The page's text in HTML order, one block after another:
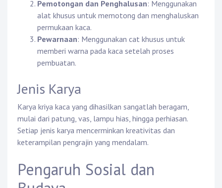
Pemotongan dan Penghalusan: Menggunakan
alat khusus untuk memotong dan menghaluskan
permukaan kaca.
Pewarnaan: Menggunakan cat khusus untuk
memberi warna pada kaca setelah proses
pembuatan.
Jenis Karya
Karya kriya kaca yang dihasilkan sangatlah beragam,
mulai dari patung, vas, lampu hias, hingga perhiasan.
Setiap jenis karya mencerminkan kreativitas dan
keterampilan pengrajin yang mendalam.
Pengaruh Sosial dan